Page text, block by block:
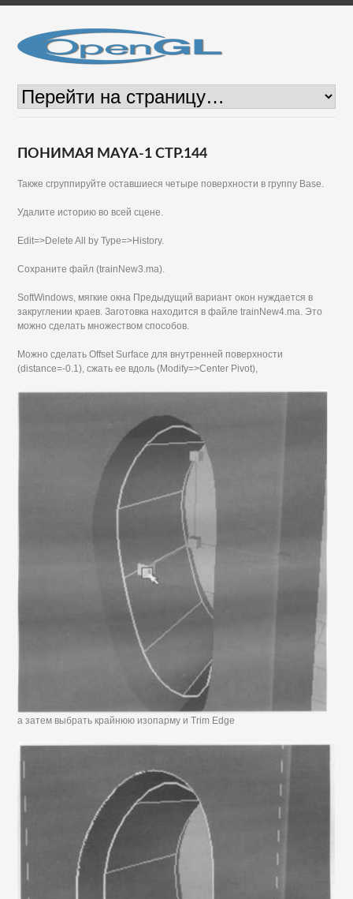
ПОНИМАЯ MAYA-1 СТР.144
Также сгруппируйте оставшиеся четыре поверхности в группу Base.
Удалите историю во всей сцене.
Edit=>Delete All by Type=>History.
Сохраните файл (trainNew3.ma).
SoftWindows, мягкие окна Предыдущий вариант окон нуждается в
закруглении краев. Заготовка находится в файле trainNew4.ma. Это
можно сделать множеством способов.
Можно сделать Offset Surface для внутренней поверхности
(distance=-0.1), сжать ее вдоль (Modify=>Center Pivot),
а затем выбрать крайнюю изопарму и Trim Edge